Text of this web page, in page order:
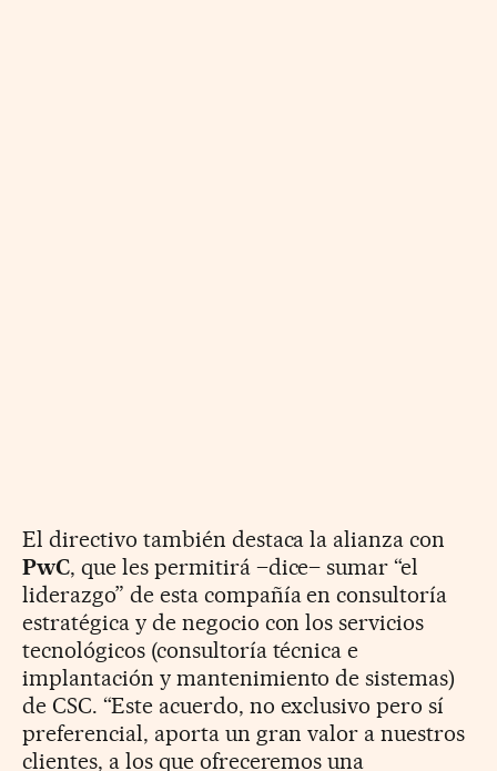
El directivo también destaca la alianza con
PwC, que les permitirá –dice– sumar “el
liderazgo” de esta compañía en consultoría
estratégica y de negocio con los servicios
tecnológicos (consultoría técnica e
implantación y mantenimiento de sistemas)
de CSC. “Este acuerdo, no exclusivo pero sí
preferencial, aporta un gran valor a nuestros
clientes, a los que ofreceremos una